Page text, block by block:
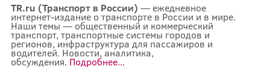
TR.ru (Транспорт в России) — ежедневное
интернет-издание о транспорте в России и в мире.
Наши темы — общественный и коммерческий
транспорт, транспортные системы городов и
регионов, инфраструктура для пассажиров и
водителей. Новости, аналитика,
обсуждения. Подробнее...